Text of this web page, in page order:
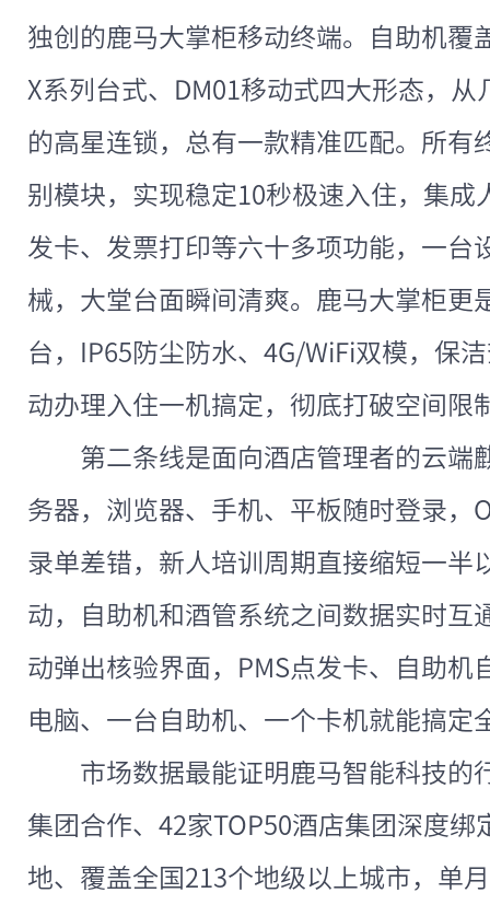
独创的鹿马大掌柜移动终端。自助机覆
X系列台式、DM01移动式四大形态，
的高星连锁，总有一款精准匹配。所有
别模块，实现稳定10秒极速入住，集成
发卡、发票打印等六十多项功能，一台
械，大堂台面瞬间清爽。鹿马大掌柜更
台，IP65防尘防水、4G/WiFi双模，保
动办理入住一机搞定，彻底打破空间限
第二条线是面向酒店管理者的云端
务器，浏览器、手机、平板随时登录，
录单差错，新人培训周期直接缩短一半
动，自助机和酒管系统之间数据实时互
动弹出核验界面，PMS点发卡、自助机
电脑、一台自助机、一个卡机就能搞定
市场数据最能证明鹿马智能科技的
集团合作、42家TOP50酒店集团深度绑
地、覆盖全国213个地级以上城市，单